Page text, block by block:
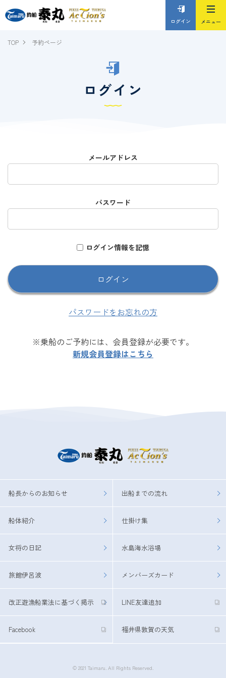
ログイン
TOP 予約ページ
ログイン
メールアドレス
パスワード
ログイン情報を記憶
パスワードをお忘れの方
※乗船のご予約には、会員登録が必要です。
新規会員登録はこちら
船長からのお知らせ 出船までの流れ
船体紹介 仕掛け集
女将の日記 水島海水浴場
旅館伊呂波 メンバーズカード
改正遊漁船業法に基づく掲示 LINE友達追加
Facebook 福井県敦賀の天気
© 2021 Taimaru. All Rights Reserved.